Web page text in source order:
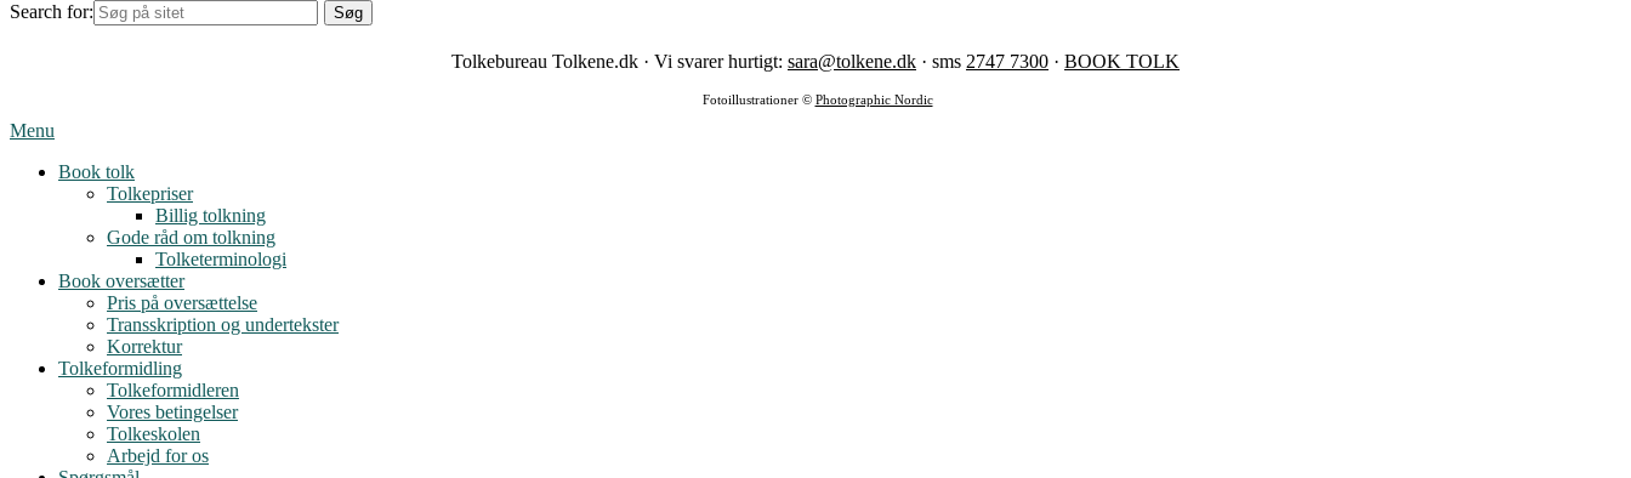
Search for:
Tolkebureau Tolkene.dk · Vi svarer hurtigt: sara@tolkene.dk · sms 2747 7300 · BOOK TOLK
Fotoillustrationer © Photographic Nordic
Menu
Book tolk
Tolkepriser
Billig tolkning
Gode råd om tolkning
Tolketerminologi
Book oversætter
Pris på oversættelse
Transskription og undertekster
Korrektur
Tolkeformidling
Tolkeformidleren
Vores betingelser
Tolkeskolen
Arbejd for os